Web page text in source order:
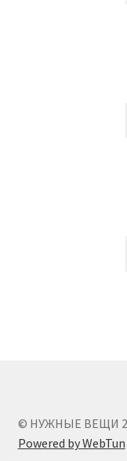
© НУЖНЫЕ ВЕЩИ
Powered by WebTun